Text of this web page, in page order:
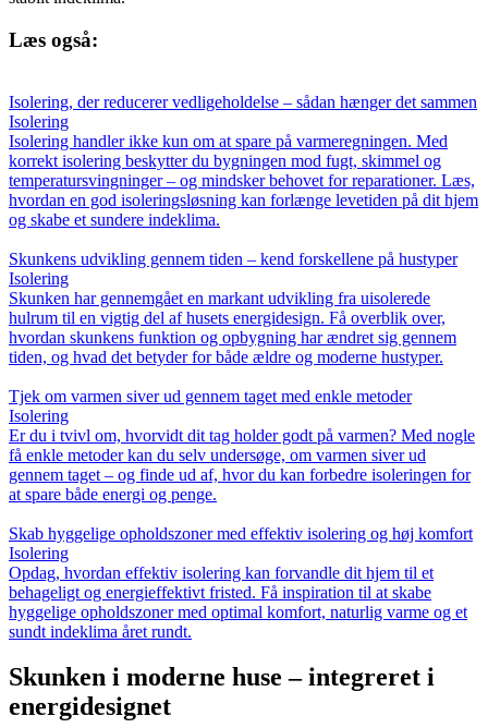
Læs også:
Isolering, der reducerer vedligeholdelse – sådan hænger det sammen
Isolering
Isolering handler ikke kun om at spare på varmeregningen. Med
korrekt isolering beskytter du bygningen mod fugt, skimmel og
temperatursvingninger – og mindsker behovet for reparationer. Læs,
hvordan en god isoleringsløsning kan forlænge levetiden på dit hjem
og skabe et sundere indeklima.
Skunkens udvikling gennem tiden – kend forskellene på hustyper
Isolering
Skunken har gennemgået en markant udvikling fra uisolerede
hulrum til en vigtig del af husets energidesign. Få overblik over,
hvordan skunkens funktion og opbygning har ændret sig gennem
tiden, og hvad det betyder for både ældre og moderne hustyper.
Tjek om varmen siver ud gennem taget med enkle metoder
Isolering
Er du i tvivl om, hvorvidt dit tag holder godt på varmen? Med nogle
få enkle metoder kan du selv undersøge, om varmen siver ud
gennem taget – og finde ud af, hvor du kan forbedre isoleringen for
at spare både energi og penge.
Skab hyggelige opholdszoner med effektiv isolering og høj komfort
Isolering
Opdag, hvordan effektiv isolering kan forvandle dit hjem til et
behageligt og energieffektivt fristed. Få inspiration til at skabe
hyggelige opholdszoner med optimal komfort, naturlig varme og et
sundt indeklima året rundt.
Skunken i moderne huse – integreret i
energidesignet